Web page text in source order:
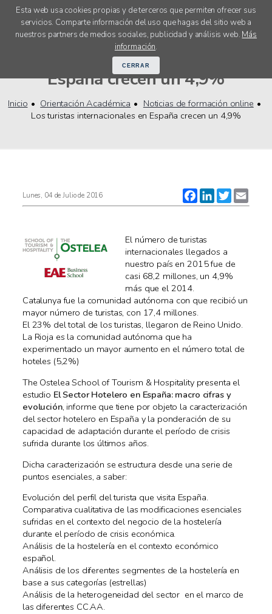
Esta web usa cookies propias y de terceros que permiten ofrecer sus
servicios. Comparte información del uso que hagas del sitio web a
nuestros partners de medios sociales, publicidad y análisis web. Más
información.
CERRAR
menú
Los turistas internacionales en
España crecen un 4,9%
Inicio Orientación Académica
Noticias de formación online
Los turistas internacionales en España crecen un 4,9%
Facebook
LinkedIn
Twitter
Lunes, 04 de Julio de 2016
El número de turistas
internacionales llegados a
nuestro país en 2015 fue de
casi 68,2 millones, un 4,9%
más que el 2014.
Catalunya fue la comunidad autónoma con que recibió un
mayor número de turistas, con 17,4 millones.
El 23% del total de los turistas, llegaron de Reino Unido.
La Rioja es la comunidad autónoma que ha
experimentado un mayor aumento en el número total de
hoteles (5,2%)
The Ostelea School of Tourism & Hospitality presenta el
estudio El Sector Hotelero en España: macro cifras y
evolución, informe que tiene por objeto la caracterización
del sector hotelero en España y la ponderación de su
capacidad de adaptación durante el período de crisis
sufrida durante los últimos años.
Dicha caracterización se estructura desde una serie de
puntos esenciales, a saber:
Evolución del perfil del turista que visita España.
Comparativa cualitativa de las modificaciones esenciales
sufridas en el contexto del negocio de la hostelería
durante el período de crisis económica.
Análisis de la hostelería en el contexto económico
español.
Análisis de los diferentes segmentes de la hostelería en
base a sus categorías (estrellas)
Análisis de la heterogeneidad del sector en el marco de
las diferentes CC.AA.